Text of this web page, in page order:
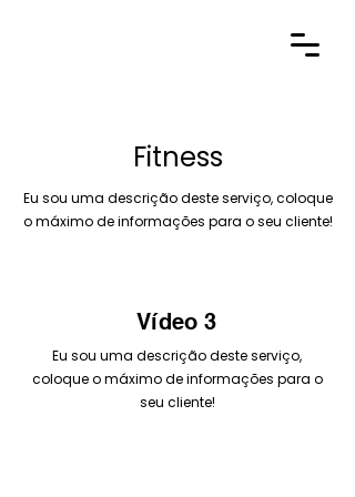
Fitness
Eu sou uma descrição deste serviço, coloque
o máximo de informações para o seu cliente!
Vídeo 3
Eu sou uma descrição deste serviço,
coloque o máximo de informações para o
seu cliente!